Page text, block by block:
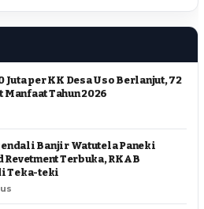
Juta per KK Desa Uso Berlanjut, 72
Manfaat Tahun 2026
Banjir Watutela Paneki
Revetment Terbuka, RKAB
Teka-teki